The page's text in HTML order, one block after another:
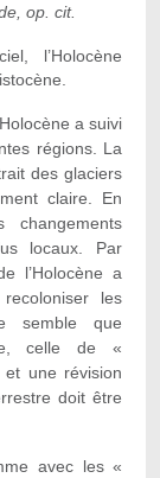
op. cit.
l’Holocène
a suivi
régions. La
des glaciers
claire. En
changements
locaux. Par
l’Holocène a
les
semble que
celle de «
une révision
doit être
avec les «